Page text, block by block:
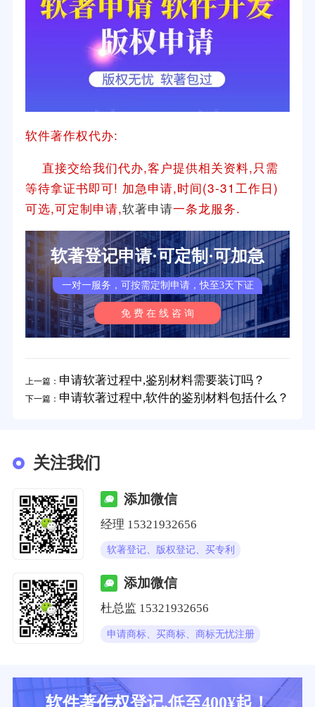
软件著作权代办:
直接交给我们代办,客户提供相关资料,只需
等待拿证书即可! 加急申请,时间(3-31工作日)
可选,可定制申请,软著申请一条龙服务.
软著登记申请·可定制·可加急
一对一服务，可按需定制申请，快至3天下证
免 费 在 线 咨 询
上一篇： 申请软著过程中,鉴别材料需要装订吗？
下一篇： 申请软著过程中,软件的鉴别材料包括什么？
关注我们
添加微信
经理 15321932656
软著登记、版权登记、买专利
添加微信
杜总监 15321932656
申请商标、买商标、商标无忧注册
软件著作权登记,低至400¥起！